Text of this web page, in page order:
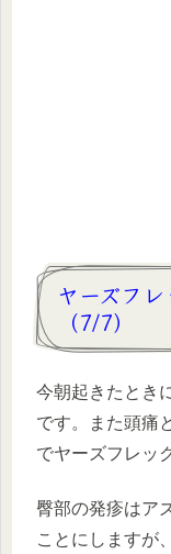
ヤーズフ
（7/7）
今朝起きたとき
です。また頭痛
でヤーズフレッ
臀部の発疹はア
ことにしますが